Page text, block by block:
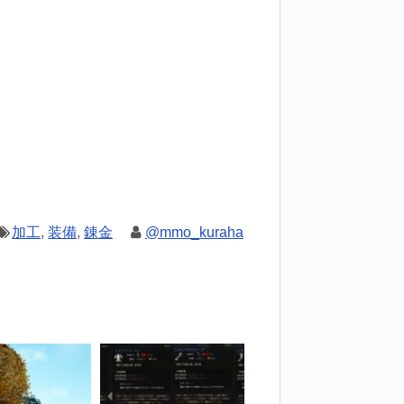
加工,装備,錬金 @mmo_kuraha